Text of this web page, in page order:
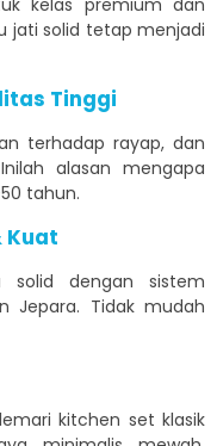
kelas premium dan
jati solid tetap menjadi
Tinggi
terhadap rayap, dan
alasan mengapa
tahun.
Kuat
solid dengan sistem
Jepara. Tidak mudah
kitchen set klasik